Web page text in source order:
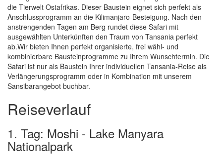
die Tierwelt Ostafrikas. Dieser Baustein eignet sich perfekt als
Anschlussprogramm an die Kilimanjaro-Besteigung. Nach den
anstrengenden Tagen am Berg rundet diese Safari mit
ausgewählten Unterkünften den Traum von Tansania perfekt
ab.Wir bieten Ihnen perfekt organisierte, frei wähl- und
kombinierbare Bausteinprogramme zu Ihrem Wunschtermin. Die
Safari ist nur als Baustein Ihrer individuellen Tansania-Reise als
Verlängerungsprogramm oder in Kombination mit unserem
Sansibarangebot buchbar.
Reiseverlauf
1. Tag: Moshi - Lake Manyara
Nationalpark